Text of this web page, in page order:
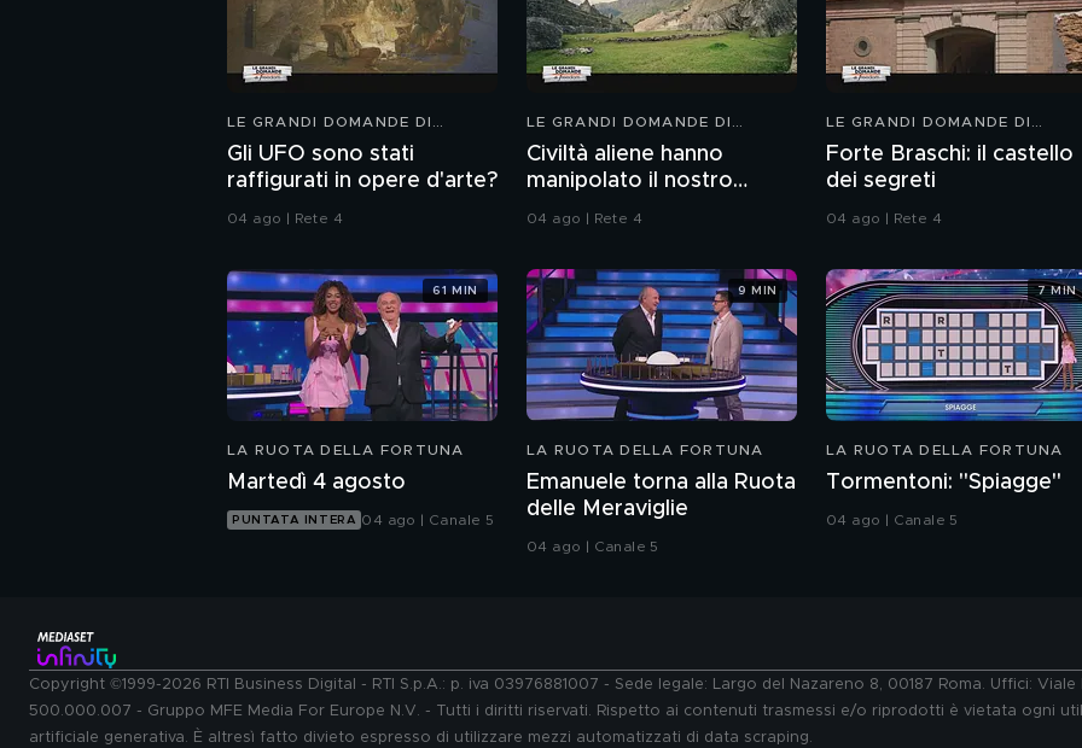
LE GRANDI DOMANDE DI
Gli UFO sono stati
raffigurati in opere d'arte?
04 ago | Rete 4
LE GRANDI DOMANDE DI
FREEDOM
Civiltà aliene hanno
manipolato il nostro
DNA?
04 ago | Rete 4
LE GRANDI DOMANDE DI
Forte Braschi: il castello
dei segreti
04 ago | Rete 4
LA RUOTA DELLA FORTUNA
Martedì 4 agosto
PUNTATA INTERA 04 ago | Canale 5
61 MIN
LA RUOTA DELLA FORTUNA
Emanuele torna alla Ruota
delle Meraviglie
04 ago | Canale 5
9 MIN
LA RUOTA DELLA FORTUNA
Tormentoni: "Spiagge"
04 ago | Canale 5
7 MIN
Copyright ©1999-2026 RTI Business Digital - RTI S.p.A.: p. iva 03976881007 - Sede legale: Largo del Nazareno 8, 00187 Roma. Uffici:
500.000.007 - Gruppo MFE Media For Europe N.V. - Tutti i diritti riservati. Rispetto ai contenuti trasmessi e/o riprodotti è vietata ogni
artificiale generativa. È altresì fatto divieto espresso di utilizzare mezzi automatizzati di data scraping.